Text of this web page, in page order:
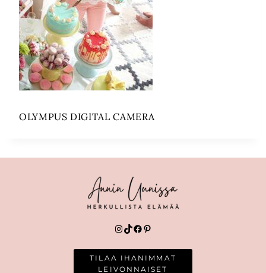
OLYMPUS DIGITAL CAMERA
Instagram
TikTok
Facebook
Pinterest
TILAA IHANIMMAT
LEIVONNAISET